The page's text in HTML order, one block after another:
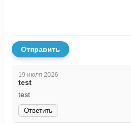
Отправить
19 июля 2026
test
test
Ответить